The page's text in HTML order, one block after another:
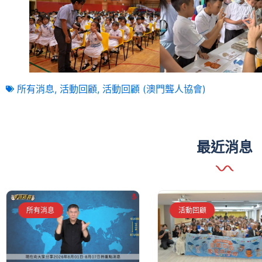
所有消息, 活動回顧, 活動回顧 (澳門聾人協會)
最近消息
所有消息 活動回顧